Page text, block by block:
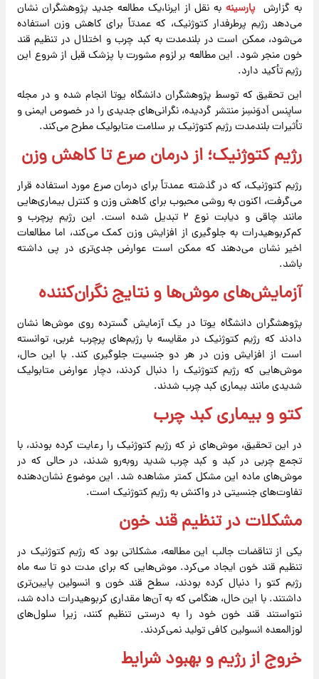
به گزارش پارسینهبه نقل از ایرنا،یک مطالعه جدید پژوهشگران نشان
می‌دهد رژیم پرطرفدار کتوژنیک، که عمدتاً برای کاهش وزن استفاده
می‌شود، ممکن است در بلندمدت به کبد چرب و اختلال در تنظیم قند
خون منجر شود. این مطالعه بر لزوم مشورت با پزشک قبل از شروع این
رژیم تأکید دارد.
این تحقیق که توسط پژوهشگران دانشگاه یوتا انجام شده و در مجله
سایِنس اَدوَنسِز منتشر گردیده، نگرانی‌های جدیدی را در خصوص ایمنی و
تأثیرات بلندمدت رژیم کتوژنیک بر سلامت متابولیک مطرح می‌کند.
رژیم کتوژنیک؛ از درمان صرع تا کاهش وزن
رژیم کتوژنیک، که در گذشته عمدتاً برای درمان صرع مورد استفاده قرار
می‌گرفت، اکنون به روشی محبوب برای کاهش وزن و کنترل بیماری‌هایی
مانند چاقی و دیابت نوع ۲ تبدیل شده است. این رژیم پرچرب و
کم‌کربوهیدرات به جلوگیری از افزایش وزن کمک می‌کند، اما مطالعات
اخیر نشان می‌دهند که ممکن است عوارض جدی‌تری در پی داشته
باشد.
آزمایش‌های موش‌ها و نتایج نگران‌کننده
پژوهشگران دانشگاه یوتا در یک آزمایش گسترده روی موش‌ها نشان
دادند که رژیم کتوژنیک در مقایسه با رژیم‌های پرچرب غربی، توانسته
است از افزایش وزن در هر دو جنسیت جلوگیری کند. با این حال،
موش‌هایی که رژیم کتوژنیک را دنبال کردند، دچار عوارض متابولیک
شدیدی مانند بیماری کبد چرب شدند.
کتو و بیماری کبد چرب
در این تحقیق، موش‌های نر که رژیم کتوژنیک را رعایت کرده بودند، با
تجمع چربی در کبد و کبد چرب شدید روبه‌رو شدند، در حالی که در
موش‌های ماده این مشکل کمتر مشاهده شد. این موضوع نشان‌دهنده
تفاوت‌های جنسیتی در واکنش به رژیم کتوژنیک است.
مشکلات در تنظیم قند خون
یکی از تناقضات جالب این مطالعه، مشکلاتی بود که رژیم کتوژنیک در
تنظیم قند خون ایجاد می‌کرد. موش‌هایی که برای مدت دو تا سه ماه
رژیم کتو را دنبال کرده بودند، سطح قند خون و انسولین پایین‌تری
داشتند. با این حال، هنگامی که به آن‌ها مقداری کربوهیدرات داده شد،
نتواستند قند خون خود را به درستی تنظیم کنند، زیرا سلول‌های
لوزالمعده انسولین کافی تولید نمی‌کردند.
خروج از رژیم و بهبود شرایط